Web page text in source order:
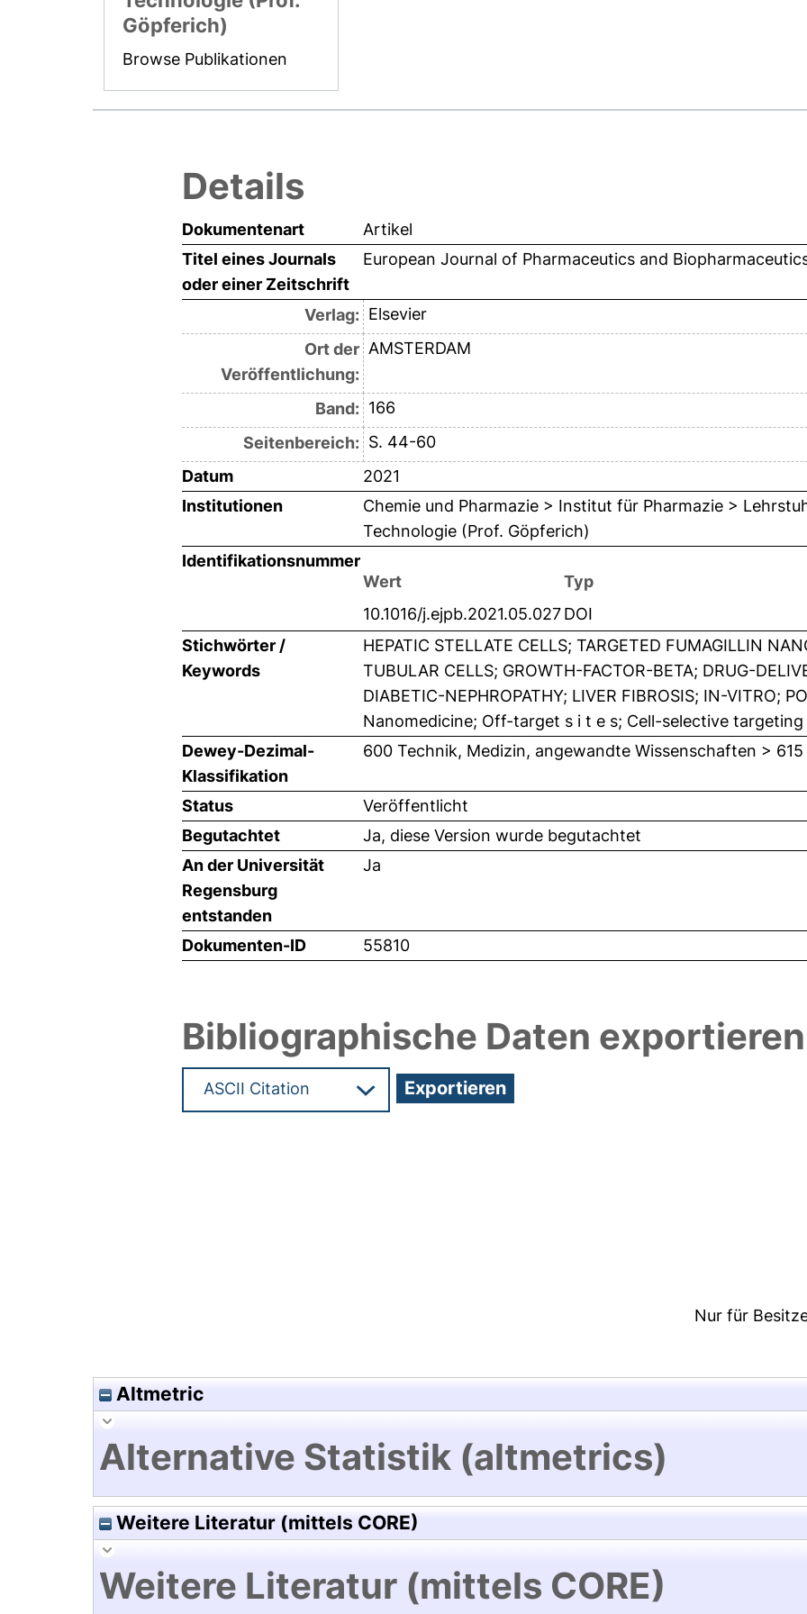
Göpferich)
Browse Publikationen
Details
Dokumentenart
Artikel
Titel eines Journals
oder einer Zeitschrift
European Journal of Pharmaceutics and
Verlag: Elsevier
Ort der
Veröffentlichung:
AMSTERDAM
Band: 166
Seitenbereich: S. 44-60
Datum
2021
Institutionen
Chemie und Pharmazie > Institut für Pharmazie >
Technologie (Prof. Göpferich)
Identifikationsnummer
Wert
Typ
10.1016/j.ejpb.2021.05.027DOI
Stichwörter /
Keywords
HEPATIC STELLATE CELLS; TARGETED FUMAGILLIN
TUBULAR CELLS; GROWTH-FACTOR-BETA; DRUG-
DIABETIC-NEPHROPATHY; LIVER FIBROSIS; IN-VITRO;
Nanomedicine; Off-target s i t e s; Cell-selective targeting
Dewey-Dezimal-
Klassifikation
600 Technik, Medizin, angewandte Wissenschaften > 615
Status
Veröffentlicht
Begutachtet
Ja, diese Version wurde begutachtet
An der Universität
Regensburg
entstanden
Ja
Dokumenten-ID 55810
Bibliographische Daten exportieren
Nur für
Altmetric
Alternative Statistik (altmetrics)
Weitere Literatur (mittels CORE)
Weitere Literatur (mittels CORE)